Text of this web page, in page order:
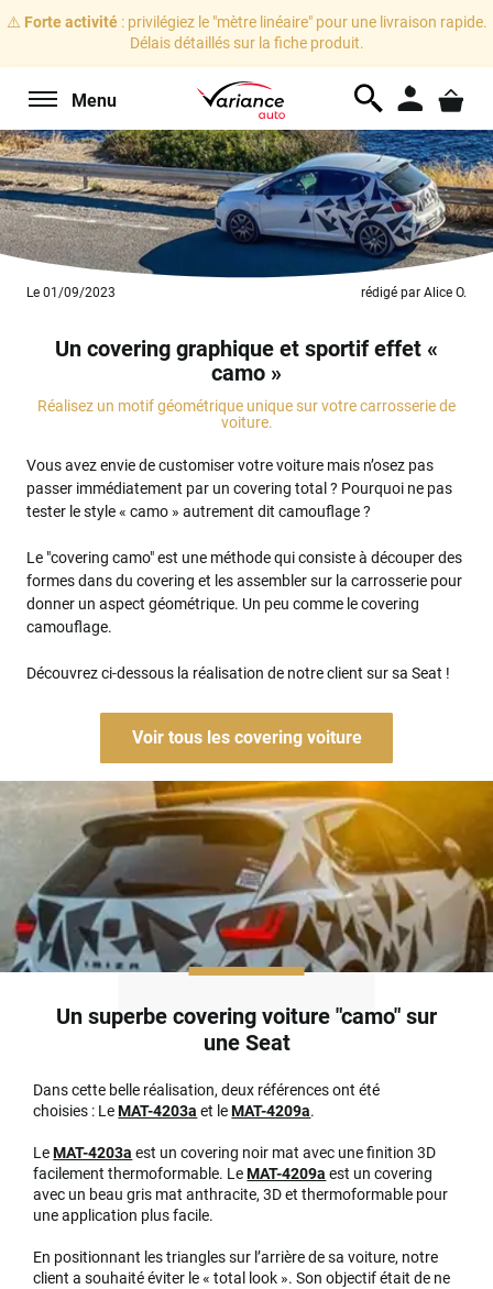
⚠️ Forte activité: privilégiez le "mètre linéaire" pour une livraison rapide.
Délais détaillés sur la fiche produit.
Menu
Le 01/09/2023 rédigé par Alice O.
Un covering graphique et sportif effet «
camo »
Réalisez un motif géométrique unique sur votre carrosserie de
voiture.
Vous avez envie de customiser votre voiture mais n’osez pas
passer immédiatement par un covering total ? Pourquoi ne pas
tester le style « camo » autrement dit camouflage ?
Le "covering camo" est une méthode qui consiste à découper des
formes dans du covering et les assembler sur la carrosserie pour
donner un aspect géométrique. Un peu comme le covering
camouflage.
Découvrez ci-dessous la réalisation de notre client sur sa Seat !
Voir tous les covering voiture
Un superbe covering voiture "camo" sur
une Seat
Dans cette belle réalisation, deux références ont été
choisies : LeMAT-4203a et leMAT-4209a.
LeMAT-4203a est un covering noir mat avec une finition 3D
facilement thermoformable. LeMAT-4209a est un covering
avec un beau gris mat anthracite, 3D et thermoformable pour
une application plus facile.
En positionnant les triangles sur l’arrière de sa voiture, notre
client a souhaité éviter le « total look ». Son objectif était de ne